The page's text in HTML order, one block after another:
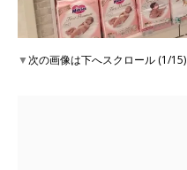
▼次の画像は下へスクロール (1/15)